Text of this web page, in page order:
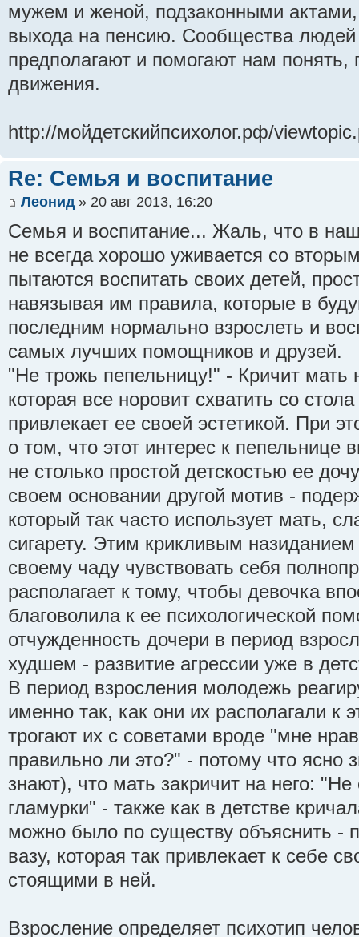
мужем и женой, подзаконными актами,
выхода на пенсию. Сообщества людей
предполагают и помогают нам понять,
движения.
http://мойдетскийпсихолог.рф/
Re: Семья и воспитание
Леонид » 20 авг 2013, 16:20
Семья и воспитание... Жаль, что в
не всегда хорошо уживается со
пытаются воспитать своих детей,
навязывая им правила, которые в
последним нормально взрослеть и
самых лучших помощников и друзей.
"Не трожь пепельницу!" - Кричит мать
которая все норовит схватить со
привлекает ее своей эстетикой. При
о том, что этот интерес к пепельнице
не столько простой детскостью ее
своем основании другой мотив -
который так часто использует мать,
сигарету. Этим крикливым
своему чаду чувствовать себя
располагает к тому, чтобы девочка
благоволила к ее психологической
отчужденность дочери в период
худшем - развитие агрессии уже в
В период взросления молодежь
именно так, как они их располагали к
трогают их с советами вроде "мне
правильно ли это?" - потому что ясно
знают), что мать закричит на него: "Не
гламурки" - также как в детстве
можно было по существу объяснить -
вазу, которая так привлекает к себе
стоящими в ней.
Взросление определяет психотип